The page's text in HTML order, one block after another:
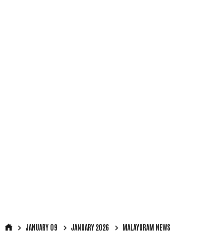
JANUARY 09 JANUARY 2026 MALAYORAM NEWS